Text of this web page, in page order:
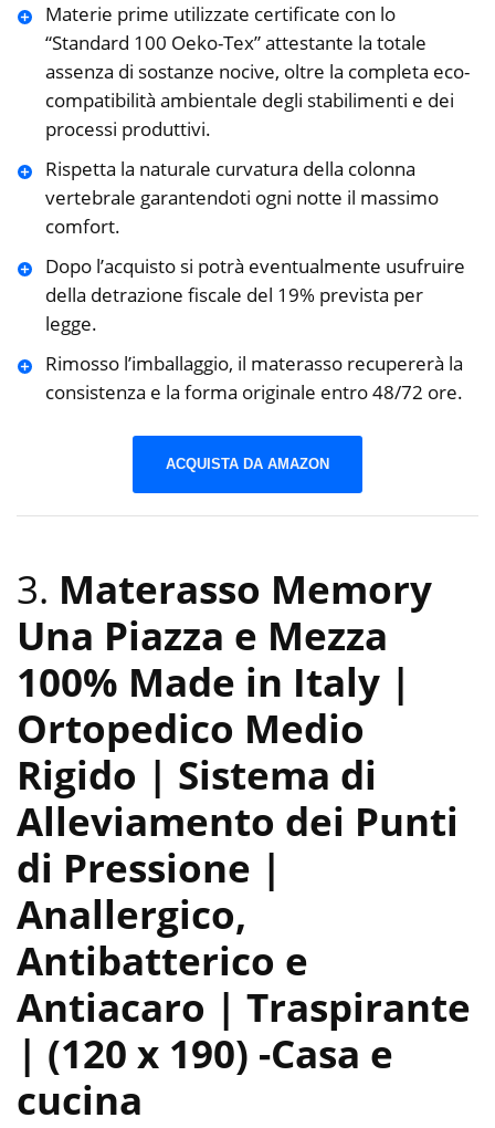
Materie prime utilizzate certificate con lo
“Standard 100 Oeko-Tex” attestante la totale
assenza di sostanze nocive, oltre la completa eco-
compatibilità ambientale degli stabilimenti e dei
processi produttivi.
Rispetta la naturale curvatura della colonna
vertebrale garantendoti ogni notte il massimo
comfort.
Dopo l’acquisto si potrà eventualmente usufruire
della detrazione fiscale del 19% prevista per
legge.
Rimosso l’imballaggio, il materasso recupererà la
consistenza e la forma originale entro 48/72 ore.
ACQUISTA DA AMAZON
3. Materasso Memory
Una Piazza e Mezza
100% Made in Italy |
Ortopedico Medio
Rigido | Sistema di
Alleviamento dei Punti
di Pressione |
Anallergico,
Antibatterico e
Antiacaro | Traspirante
| (120 x 190) -Casa e
cucina